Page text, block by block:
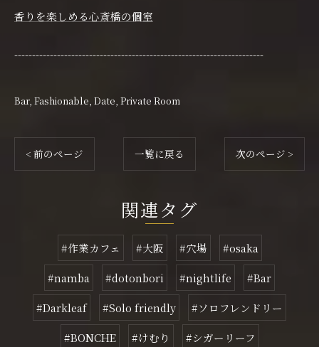
香りを楽しめる心斎橋の個室
----------------------------------------------------------------------
Bar Fashionable Date Private Room
< 前のページ 一覧に戻る 次のページ >
関連タグ
#作業カフェ #大阪 #穴場
#osaka
#namba
#dotonbori #nightlife
#Bar
#Darkleaf
#Solo friendly
#ソロフレンドリー
#BONCHE
#けむり
#シガーリーフ